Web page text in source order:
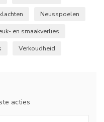
Neusspoelen
en smaakverlies
Verkoudheid
acties